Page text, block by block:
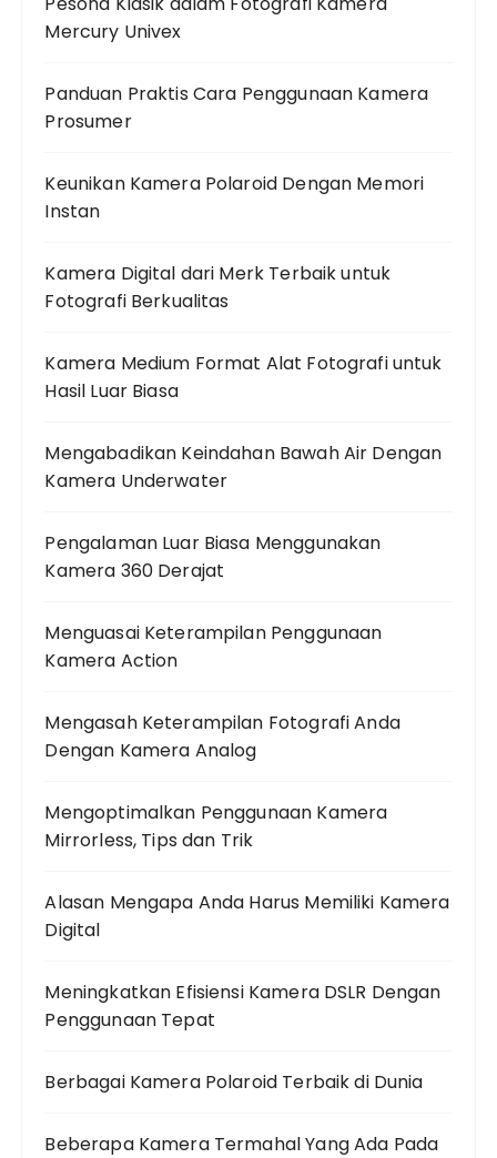
Mercury Univex
Panduan Praktis Cara Penggunaan Kamera
Prosumer
Keunikan Kamera Polaroid Dengan Memori
Instan
Kamera Digital dari Merk Terbaik untuk
Fotografi Berkualitas
Kamera Medium Format Alat Fotografi untuk
Hasil Luar Biasa
Mengabadikan Keindahan Bawah Air Dengan
Kamera Underwater
Pengalaman Luar Biasa Menggunakan
Kamera 360 Derajat
Menguasai Keterampilan Penggunaan
Kamera Action
Mengasah Keterampilan Fotografi Anda
Dengan Kamera Analog
Mengoptimalkan Penggunaan Kamera
Mirrorless, Tips dan Trik
Alasan Mengapa Anda Harus Memiliki Kamera
Digital
Meningkatkan Efisiensi Kamera DSLR Dengan
Penggunaan Tepat
Berbagai Kamera Polaroid Terbaik di Dunia
Beberapa Kamera Termahal Yang Ada Pada